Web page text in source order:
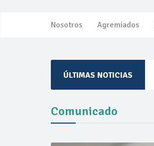
Nosotros Agremiados
ÚLTIMAS NOTICIAS
Comunicado